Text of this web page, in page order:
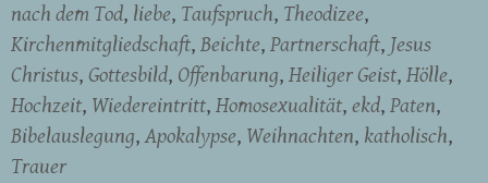
nach dem Tod liebe Taufspruch Theodizee
Kirchenmitgliedschaft Beichte Partnerschaft Jesus
Christus Gottesbild Offenbarung Heiliger Geist Hölle
Hochzeit Wiedereintritt Homosexualität ekd Paten
Bibelauslegung Apokalypse Weihnachten katholisch
Trauer